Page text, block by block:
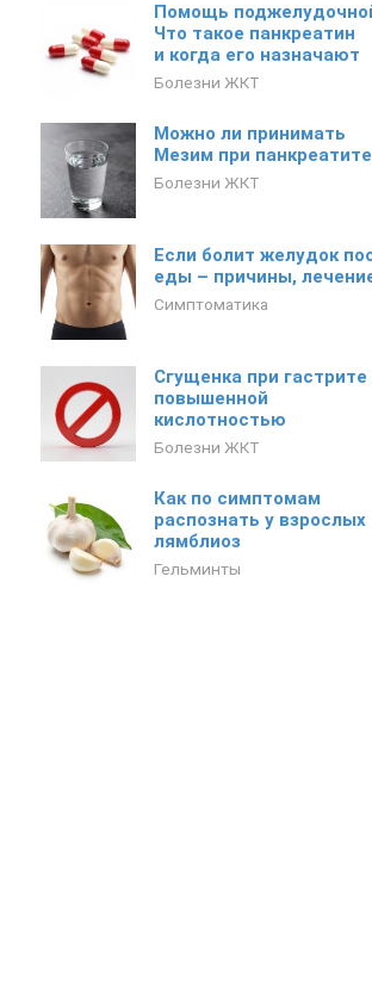
Помощь
Что такое панкреатин
и когда его назначают
Болезни ЖКТ
Можно ли принимать
Мезим при
Болезни ЖКТ
Если болит желудок
еды – причины,
Симптоматика
Сгущенка при гастрите
повышенной
кислотностью
Болезни ЖКТ
Как по симптомам
распознать у взрослых
лямблиоз
Гельминты